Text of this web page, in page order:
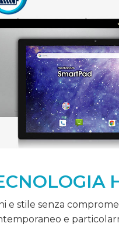
e stile senza
e